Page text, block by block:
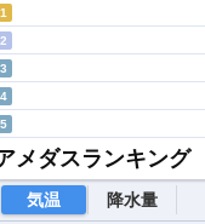
1
2
3
4
5
メダスランキング
気温 降水量